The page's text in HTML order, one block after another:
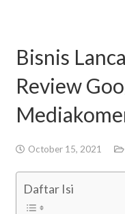
Bisnis
Review
October 15, 2021
Daftar Isi